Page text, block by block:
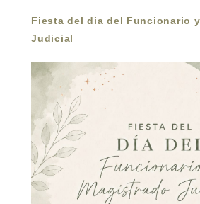
Fiesta del dia del Funcionario
Judicial